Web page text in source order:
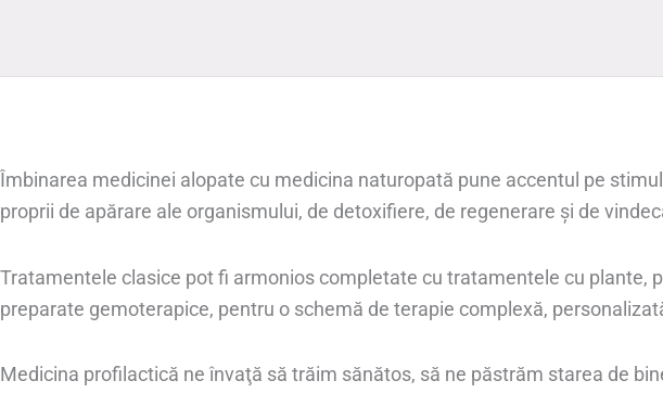
Îmbinarea medicinei alopate cu medicina naturopată pune accentul pe
proprii de apărare ale organismului, de detoxifiere, de regenerare şi de
Tratamentele clasice pot fi armonios completate cu tratamentele cu plante,
preparate gemoterapice, pentru o schemă de terapie complexă,
Medicina profilactică ne învaţă să trăim sănătos, să ne păstrăm starea de